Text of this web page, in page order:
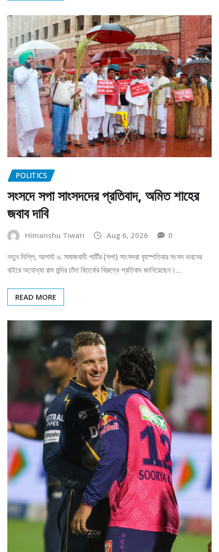
POLITICS
সংসদে সপা সাংসদদের প্রতিবাদ, অমিত শাহের
জবাব দাবি
Himanshu Tiwari Aug 6, 2026 0
নতুন দিল্লি, আগস্ট ৬: সমাজবাদী পার্টির (সপা) সাংসদরা বৃহস্পতিবার সংসদ ভবনের
বাইরে অযোধ্যা রাম মন্দির চাঁদা বিতর্কের বিরুদ্ধে প্রতিবাদ জানিয়েছেন।…
READ MORE